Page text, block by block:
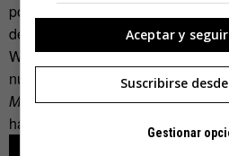
por las noches. (El verdadero
defensor del desarme nuclear
Winter no tiene ese problema:
número de bajas norteamericanas
Manhattanno quiere que el
hacerlo cómplice del lanzamiento
Aceptar y seguir
Suscribirse
Gestionar